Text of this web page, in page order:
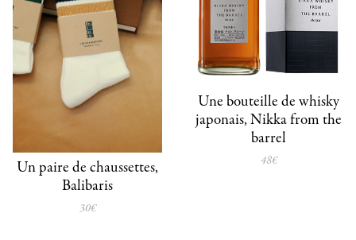
Un paire de chaussettes,
Balibaris
30€
Une bouteille de whisky
japonais, Nikka from the
barrel
48€